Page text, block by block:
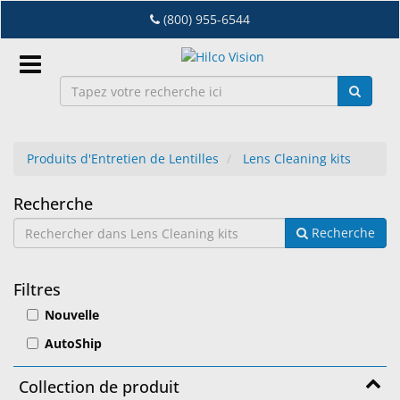
au
contenu
principal
(800) 955-6544
Connexion
FR
Dry
Eye
Lab
&
Distribution
D'Equipement
Lunetterie
Produits d'Entretien de Lentilles Lens Cleaning kits
Lens
Cleaning
kits
Recherche
Recherche
Filtres
Nouvelle
AutoShip
Collection de produit